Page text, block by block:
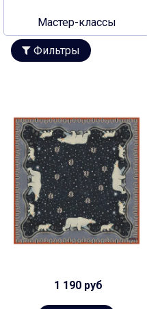
Мастер-классы
Фильтры
1 190 руб